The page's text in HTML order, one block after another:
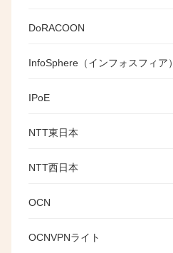
DoRACOON
InfoSphere（インフォスフィア）
IPoE
NTT東日本
NTT西日本
OCN
OCNVPNライト